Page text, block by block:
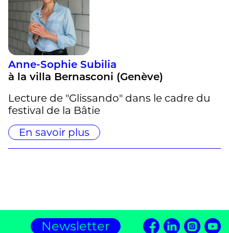
Anne-Sophie Subilia
à la villa Bernasconi (Genève)
Lecture de "Glissando" dans le cadre du
festival de la Bâtie
En savoir plus
Newsletter